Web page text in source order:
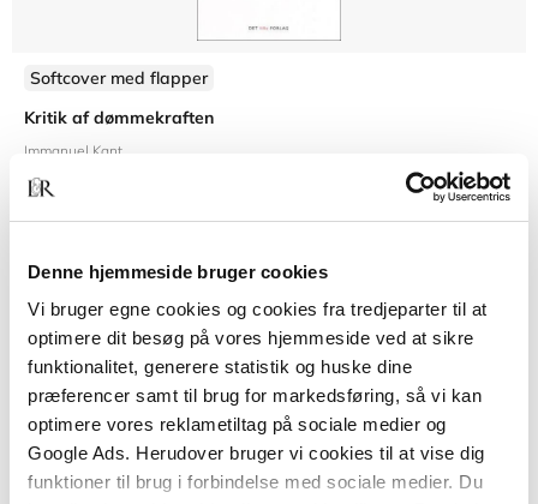
Denne hjemmeside bruger cookies
Vi bruger egne cookies og cookies fra tredjeparter til at
optimere dit besøg på vores hjemmeside ved at sikre
funktionalitet, generere statistik og huske dine
præferencer samt til brug for markedsføring, så vi kan
optimere vores reklametiltag på sociale medier og
Google Ads. Herudover bruger vi cookies til at vise dig
funktioner til brug i forbindelse med sociale medier. Du
Softcover med flapper
Kritik af dømmekraften
Immanuel Kant
349,95 KR.